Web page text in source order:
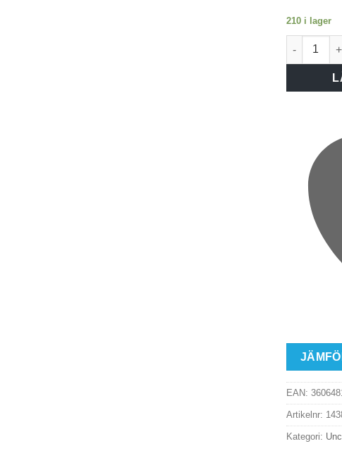
210 i lager
Koppl
EAN:
Artikelnr:
Kategori: